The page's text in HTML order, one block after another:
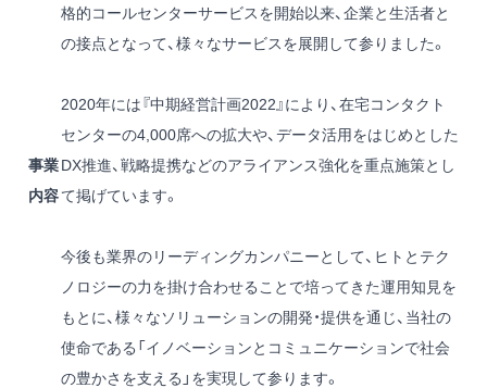
事業
内容
格的コールセンターサービスを開始以来、企業と生活者と
の接点となって、様々なサービスを展開して参りました。
2020年には『中期経営計画2022』により、在宅コンタクト
センターの4,000席への拡大や、データ活用をはじめとした
DX推進、戦略提携などのアライアンス強化を重点施策とし
て掲げています。
今後も業界のリーディングカンパニーとして、ヒトとテク
ノロジーの力を掛け合わせることで培ってきた運用知見を
もとに、様々なソリューションの開発・提供を通じ、当社の
使命である「イノベーションとコミュニケーションで社会
の豊かさを支える」を実現して参ります。